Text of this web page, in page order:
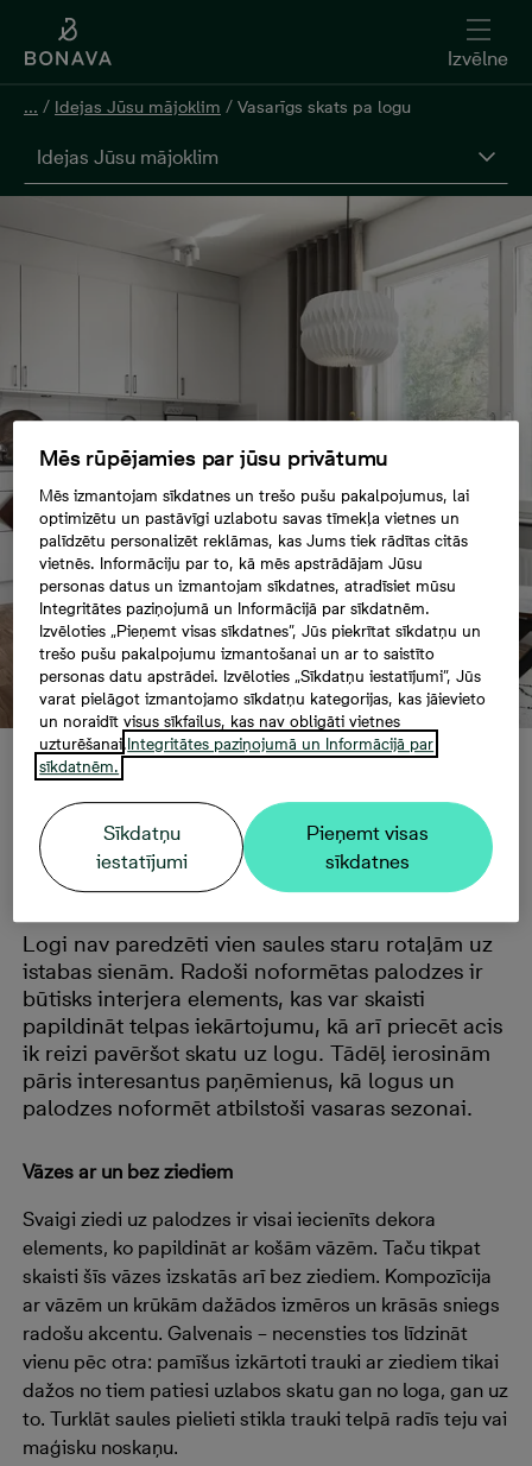
Izvēlne
... / Idejas Jūsu mājoklim / Vasarīgs skats pa logu
Idejas Jūsu mājoklim
Vasarīgs skats pa
logu
Logi nav paredzēti vien saules staru rotaļām uz
istabas sienām. Radoši noformētas palodzes ir
būtisks interjera elements, kas var skaisti
papildināt telpas iekārtojumu, kā arī priecēt acis
ik reizi pavēršot skatu uz logu. Tādēļ ierosinām
pāris interesantus paņēmienus, kā logus un
palodzes noformēt atbilstoši vasaras sezonai.
Vāzes ar un bez ziediem
Svaigi ziedi uz palodzes ir visai iecienīts dekora
elements, ko papildināt ar košām vāzēm. Taču tikpat
skaisti šīs vāzes izskatās arī bez ziediem. Kompozīcija
ar vāzēm un krūkām dažādos izmēros un krāsās sniegs
radošu akcentu. Galvenais – necensties tos līdzināt
vienu pēc otra: pamīšus izkārtoti trauki ar ziediem tikai
dažos no tiem patiesi uzlabos skatu gan no loga, gan uz
to. Turklāt saules pielieti stikla trauki telpā radīs teju vai
maģisku noskaņu.
Mēs rūpējamies par jūsu privātumu
Mēs izmantojam sīkdatnes un trešo pušu pakalpojumus, lai
optimizētu un pastāvīgi uzlabotu savas tīmekļa vietnes un
palīdzētu personalizēt reklāmas, kas Jums tiek rādītas citās
vietnēs. Informāciju par to, kā mēs apstrādājam Jūsu
personas datus un izmantojam sīkdatnes, atradīsiet mūsu
Integritātes paziņojumā un Informācijā par sīkdatnēm.
Izvēloties „Pieņemt visas sīkdatnes”, Jūs piekrītat sīkdatņu un
trešo pušu pakalpojumu izmantošanai un ar to saistīto
personas datu apstrādei. Izvēloties „Sīkdatņu iestatījumi”, Jūs
varat pielāgot izmantojamo sīkdatņu kategorijas, kas jāievieto
un noraidīt visus sīkfailus, kas nav obligāti vietnes
uzturēšanai.Integritātes paziņojumā un Informācijā par
sīkdatnēm.
Sīkdatņu
iestatījumi
Pieņemt visas
sīkdatnes